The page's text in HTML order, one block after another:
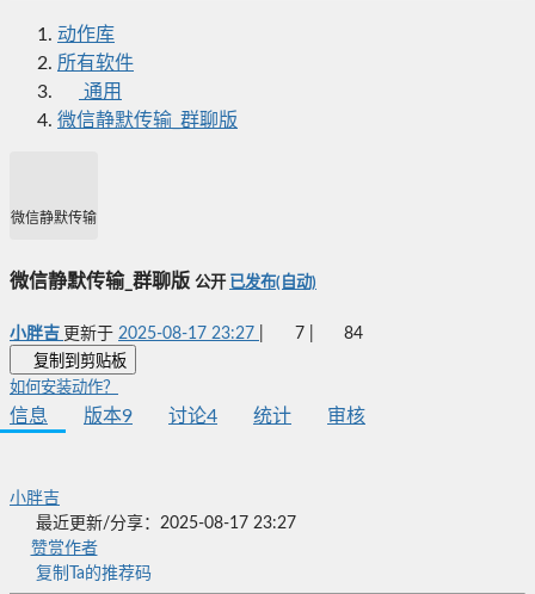
动作库
所有软件
通用
微信静默传输_群聊版
微信静默传输_群聊版
微信静默传输_群聊版 公开 已发布(自动)
小胖吉 更新于 2025-08-17 23:27 7 84
复制到剪贴板
如何安装动作？
信息 版本9 讨论4 统计 审核
小胖吉
最近更新/分享：2025-08-17 23:27
赞赏作者
复制Ta的推荐码